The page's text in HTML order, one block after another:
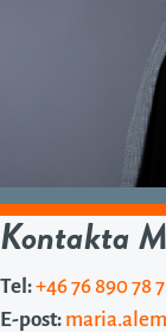
Kontakta
Tel:+46 76 890 78
E-post: